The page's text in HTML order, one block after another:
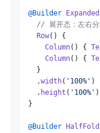
@Builder
// 展开态：左右
Row() {
Column() {
Column() {
    }
    .
width( '100%' )
    .
height ( '100%' )
  }
@Builder